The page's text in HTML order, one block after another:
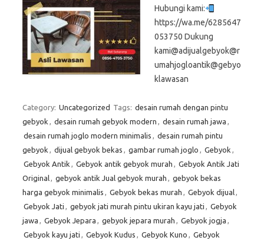
Hubungi kami:
https://wa.me/6285647
053750 Dukung
kami@adijualgebyok@r
umahjogloantik@gebyo
klawasan
Category: Uncategorized Tags: desain rumah dengan pintu
gebyok , desain rumah gebyok modern , desain rumah jawa ,
desain rumah joglo modern minimalis , desain rumah pintu
gebyok , dijual gebyok bekas , gambar rumah joglo , Gebyok ,
Gebyok Antik , Gebyok antik gebyok murah , Gebyok Antik Jati
Original, gebyok antik Jual gebyok murah , gebyok bekas
harga gebyok minimalis , Gebyok bekas murah , Gebyok dijual,
Gebyok Jati , gebyok jati murah pintu ukiran kayu jati , Gebyok
jawa , Gebyok Jepara , gebyok jepara murah , Gebyok jogja ,
Gebyok kayu jati , Gebyok Kudus , Gebyok Kuno , Gebyok